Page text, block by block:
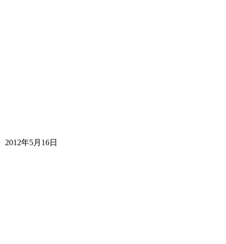
2012年5月16日